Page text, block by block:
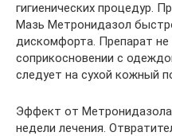
гигиенических процедур.
Мазь Метронидазол
дискомфорта. Препарат не
соприкосновении с
следует на сухой кожный
Эффект от
недели лечения.